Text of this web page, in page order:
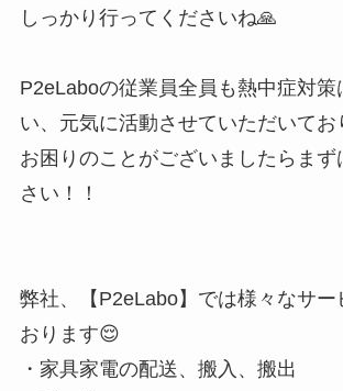
しっかり行ってくださいね🙏
P2eLaboの従業員全員も熱中症対策
い、元気に活動させていただいてお
お困りのことがございましたらまず
さい！！
弊社、【P2eLabo】では様々なサー
おります😌
・家具家電の配送、搬入、搬出